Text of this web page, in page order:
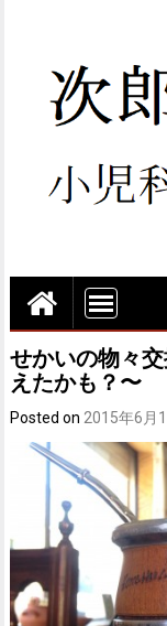
せかいの物々
えたかも？〜
Posted on 2015年6月